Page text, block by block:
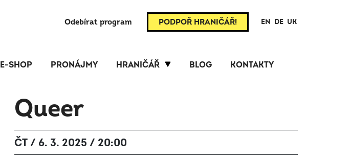
Odebírat program PODPOŘ HRANIČÁŘ! EN DE UK
E-SHOP PRONÁJMY HRANIČÁŘ BLOG KONTAKTY
Queer
ČT / 6. 3. 2025 / 20:00